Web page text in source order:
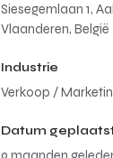
Siesegemlaan 1,
Vlaanderen, België
Industrie
Verkoop /
Datum